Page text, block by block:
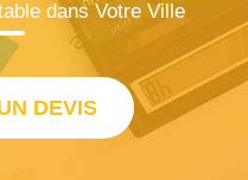
dans Votre Ville
DEVIS